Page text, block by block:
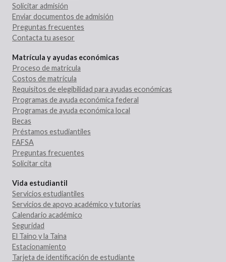
Solicitar admisión
Enviar documentos de admisión
Preguntas frecuentes
Contacta tu asesor
Matrícula y ayudas económicas
Proceso de matrícula
Costos de matrícula
Requisitos de elegibilidad para ayudas económicas
Programas de ayuda económica federal
Programas de ayuda económica local
Becas
Préstamos estudiantiles
FAFSA
Preguntas frecuentes
Solicitar cita
Vida estudiantil
Servicios estudiantiles
Servicios de apoyo académico y tutorías
Calendario académico
Seguridad
El Taíno y la Taína
Estacionamiento
Tarjeta de identificación de estudiante